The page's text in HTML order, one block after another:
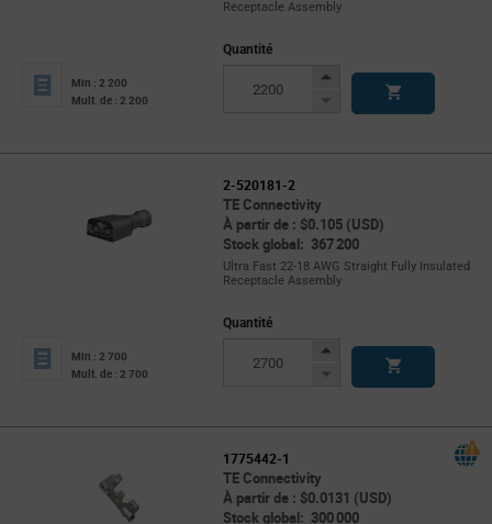
Receptacle Assembly
Min : 2 200
Mult. de : 2 200
Quantité
Increase
Decrease
2-520181-2
TE Connectivity
À partir de : $0.105 (USD)
Stock global: 367 200
Ultra Fast 22-18 AWG Straight Fully Insulated
Receptacle Assembly
Min : 2 700
Mult. de : 2 700
Quantité
Increase
Decrease
1775442-1
TE Connectivity
À partir de : $0.0131 (USD)
Stock global: 300 000